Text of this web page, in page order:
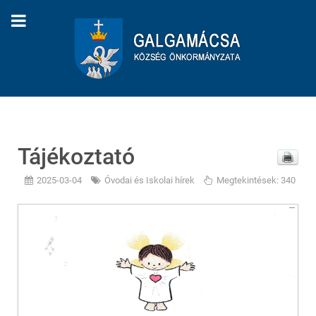
Tájékoztató
2025-03-04 Óvodai és Iskolai hírek Megtekintések: 340